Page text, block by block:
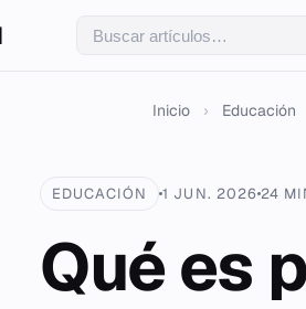
Inicio › Educación
EDUCACIÓN 1 JUN. 2026 24
Qué es